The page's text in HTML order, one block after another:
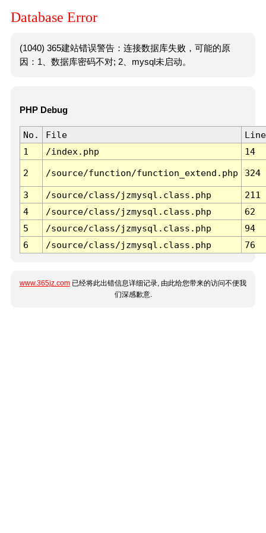
Database Error
(1040) 365建站错误警告：连接数据库失败，可能的原
因：1、数据库密码不对; 2、mysql未启动。
PHP Debug
No. File
Line
1
/index.php 14
2 /source/function/function_extend.php 324
3 /source/class/jzmysql.class.php
211
4
/source/class/jzmysql.class.php
62
5
/source/class/jzmysql.class.php
94
6
/source/class/jzmysql.class.php 76
www.365jz.com 已经将此出错信息详细记录, 由此给您带来的访问不便我
们深感歉意.